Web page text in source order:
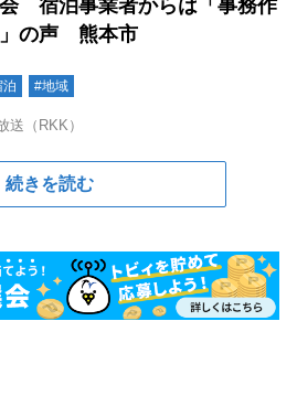
会 宿泊事業者からは「事務作
」の声 熊本市
泊 #地域
送（RKK）
続きを読む